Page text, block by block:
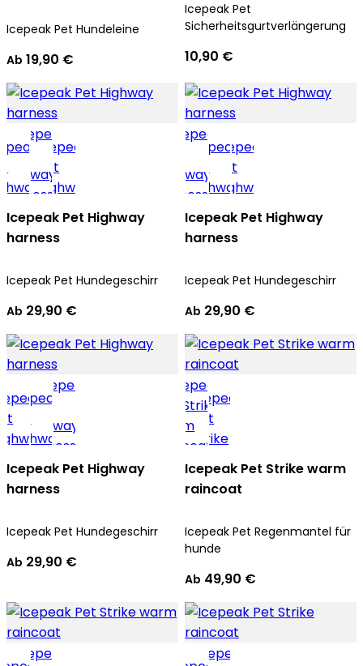
Icepeak Pet Hundeleine
Ab 19,90 €
Icepeak Pet
Sicherheitsgurtverlängerung
10,90 €
Icepeak Pet Highway
harness
Icepeak Pet Hundegeschirr
Ab 29,90 €
Icepeak Pet Highway
harness
Icepeak Pet Hundegeschirr
Ab 29,90 €
Icepeak Pet Highway
harness
Icepeak Pet Hundegeschirr
Ab 29,90 €
Icepeak Pet Strike warm
raincoat
Icepeak Pet Regenmantel für
hunde
Ab 49,90 €